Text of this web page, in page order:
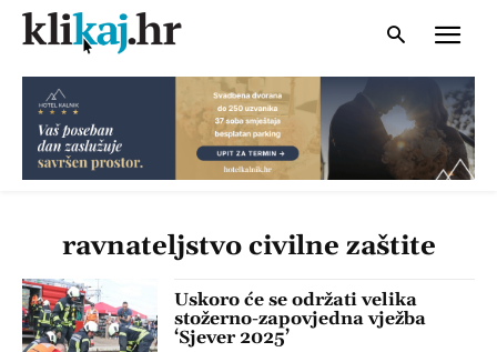
ravnateljstvo civilne zaštite
Uskoro će se održati velika
stožerno-zapovjedna vježba
‘Sjever 2025’